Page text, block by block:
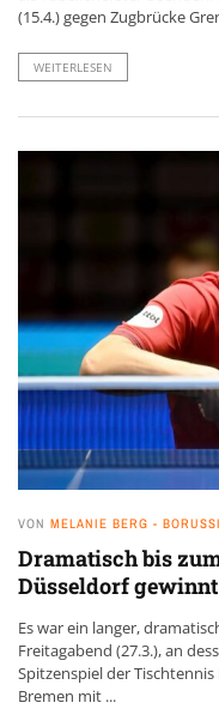
(15.4.) gegen Zugbrücke
WEITERLESEN
VON MELANIE BERG -
Dramatisch bis
Düsseldorf
Es war ein langer,
Freitagabend (27.3.), an
Spitzenspiel der
Bremen mit ...